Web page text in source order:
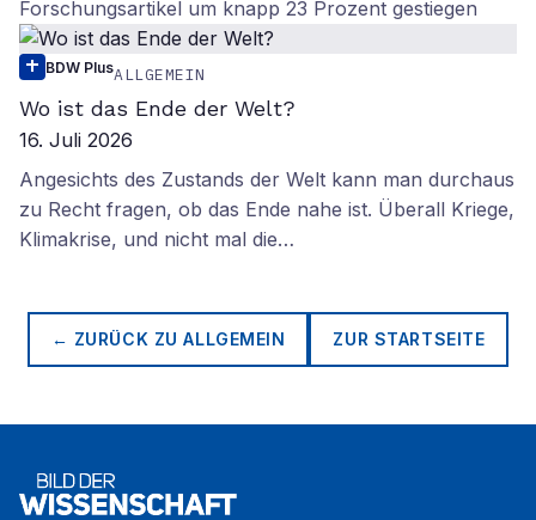
Forschungsartikel um knapp 23 Prozent gestiegen
BDW PlusALLGEMEIN
Wo ist das Ende der Welt?
16. Juli 2026
Angesichts des Zustands der Welt kann man durchaus
zu Recht fragen, ob das Ende nahe ist. Überall Kriege,
Klimakrise, und nicht mal die…
← ZURÜCK ZUALLGEMEIN ZUR STARTSEITE